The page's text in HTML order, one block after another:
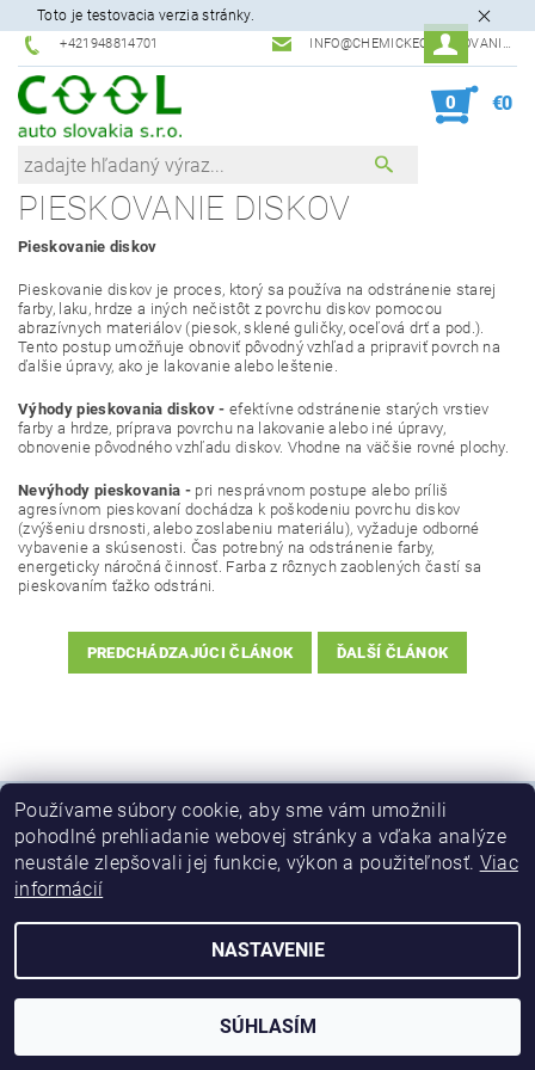
Toto je testovacia verzia stránky.
+421948814701 INFO@CHEMICKEODLAKOVANIE.SK
0 €0
PIESKOVANIE DISKOV
Pieskovanie diskov
Pieskovanie diskov je proces, ktorý sa používa na odstránenie starej
farby, laku, hrdze a iných nečistôt z povrchu diskov pomocou
abrazívnych materiálov (piesok, sklené guličky, oceľová drť a pod.).
Tento postup umožňuje obnoviť pôvodný vzhľad a pripraviť povrch na
ďalšie úpravy, ako je lakovanie alebo leštenie.
Výhody pieskovania diskov - efektívne odstránenie starých vrstiev
farby a hrdze, príprava povrchu na lakovanie alebo iné úpravy,
obnovenie pôvodného vzhľadu diskov. Vhodne na väčšie rovné plochy.
Nevýhody pieskovania - pri nesprávnom postupe alebo príliš
agresívnom pieskovaní dochádza k poškodeniu povrchu diskov
(zvýšeniu drsnosti, alebo zoslabeniu materiálu), vyžaduje odborné
vybavenie a skúsenosti. Čas potrebný na odstránenie farby,
energeticky náročná činnosť. Farba z rôznych zaoblených častí sa
pieskovaním ťažko odstráni.
PREDCHÁDZAJÚCI ČLÁNOK ĎALŠÍ ČLÁNOK
2026 © Predaj chémie a zariadení na chemické odlakovanie, všetky práva vyhradené
Používame súbory cookie, aby sme vám umožnili
pohodlné prehliadanie webovej stránky a vďaka analýze
neustále zlepšovali jej funkcie, výkon a použiteľnosť. Viac
informácií
NASTAVENIE
SÚHLASÍM